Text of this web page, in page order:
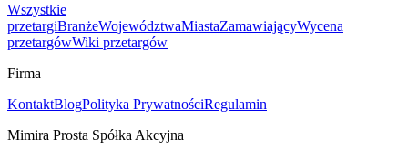
Wszystkie
przetargiBranżeWojewództwaMiastaZamawiającyWycena
przetargówWiki przetargów
Firma
KontaktBlogPolityka PrywatnościRegulamin
Mimira Prosta Spółka Akcyjna